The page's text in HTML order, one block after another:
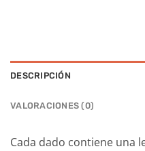
DESCRIPCIÓN
VALORACIONES (0)
Cada dado contiene una